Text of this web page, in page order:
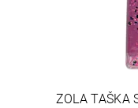
ZOLA TAŠKA